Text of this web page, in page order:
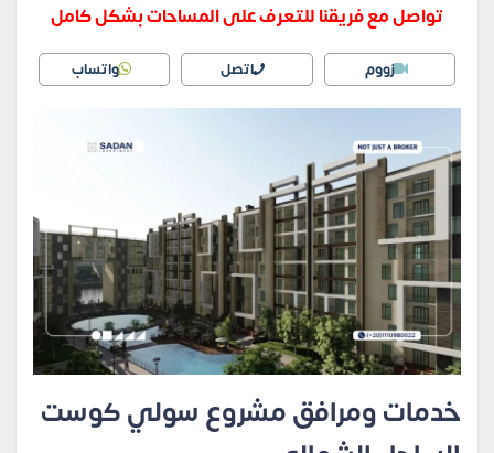
تواصل مع فريقنا للتعرف على المساحات بشكل كامل
زووم اتصل واتساب
خدمات ومرافق مشروع سولي كوست